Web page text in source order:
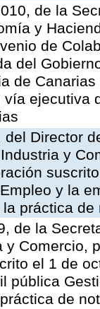
de la
y
de
del
de
ejecutiva
Director
y
y la
práctica
de la
y Comercio,
el 1 de
pública
de